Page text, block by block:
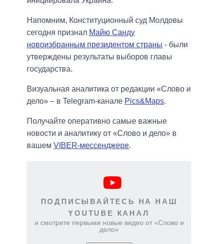
Напомним, Конституционный суд Молдовы
сегодня признал Майю Санду
новоизбранным президентом страны - были
утверждены результаты выборов главы
государства.
Визуальная аналитика от редакции «Слово и
дело» – в Telegram-канале Pics&Maps.
Получайте оперативно самые важные
новости и аналитику от «Слово и дело» в
вашем VIBER-мессенджере.
ПОДПИСЫВАЙТЕСЬ НА НАШ
YOUTUBE КАНАЛ
и смотрите первыми новые видео от «Слово и
дело»